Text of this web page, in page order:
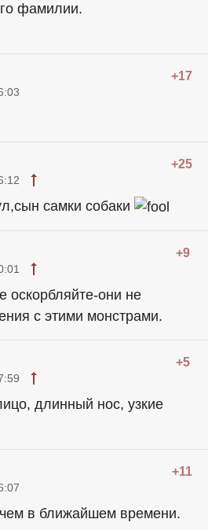
фамилии.
+17
+25
самки собаки
+9
оскорбляйте-они не
с этими монстрами.
+5
длинный нос, узкие
+11
в ближайшем времени.